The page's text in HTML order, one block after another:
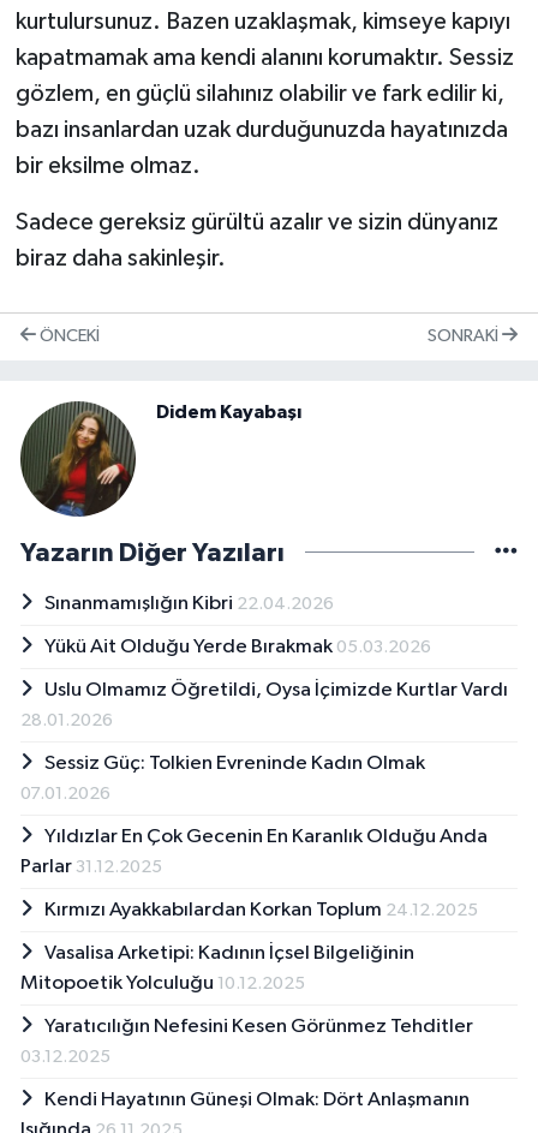
kurtulursunuz. Bazen uzaklaşmak, kimseye kapıyı
kapatmamak ama kendi alanını korumaktır. Sessiz
gözlem, en güçlü silahınız olabilir ve fark edilir ki,
bazı insanlardan uzak durduğunuzda hayatınızda
bir eksilme olmaz.
Sadece gereksiz gürültü azalır ve sizin dünyanız
biraz daha sakinleşir.
ÖNCEKI SONRAKI
Didem Kayabaşı
Yazarın Diğer Yazıları
Sınanmamışlığın Kibri 22.04.2026
Yükü Ait Olduğu Yerde Bırakmak 05.03.2026
Uslu Olmamız Öğretildi, Oysa İçimizde Kurtlar Vardı
28.01.2026
Sessiz Güç: Tolkien Evreninde Kadın Olmak
07.01.2026
Yıldızlar En Çok Gecenin En Karanlık Olduğu Anda
Parlar 31.12.2025
Kırmızı Ayakkabılardan Korkan Toplum 24.12.2025
Vasalisa Arketipi: Kadının İçsel Bilgeliğinin
Mitopoetik Yolculuğu 10.12.2025
Yaratıcılığın Nefesini Kesen Görünmez Tehditler
03.12.2025
Kendi Hayatının Güneşi Olmak: Dört Anlaşmanın